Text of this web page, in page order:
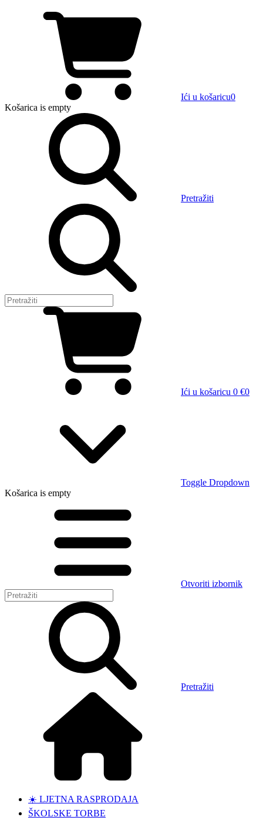
Ići u košaricu0
Košarica is empty
Pretražiti
Ići u košaricu 0 €0
Toggle Dropdown
Košarica is empty
Otvoriti izbornik
Pretražiti
☀️ LJETNA RASPRODAJA
ŠKOLSKE TORBE